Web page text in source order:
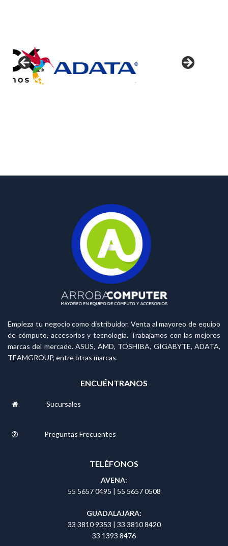
Empieza tu negocio como distribuidor. Venta al mayoreo de equipo
de cómputo, accesorios y tecnología. Trabajamos con las mejores
marcas del mercado. ASUS, AMD, TOSHIBA, GIGABYTE, ADATA,
TEAMGROUP, entre otras marcas.
ENCUÉNTRANOS
Sucursales
Preguntas Frecuentes
TELÉFONOS
AVENA:
55 5657 0495 | 55 5657 0508
GUADALAJARA:
33 3810 9353 | 33 3810 8420
33 1393 8476